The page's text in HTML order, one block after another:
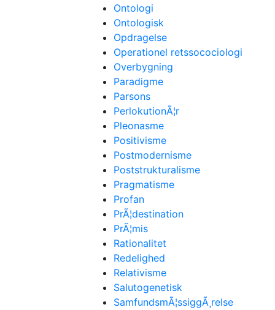
Ontologi
Ontologisk
Opdragelse
Operationel retssocociologi
Overbygning
Paradigme
Parsons
PerlokutionÃ¦r
Pleonasme
Positivisme
Postmodernisme
Poststrukturalisme
Pragmatisme
Profan
PrÃ¦destination
PrÃ¦mis
Rationalitet
Redelighed
Relativisme
Salutogenetisk
SamfundsmÃ¦ssiggÃ¸relse